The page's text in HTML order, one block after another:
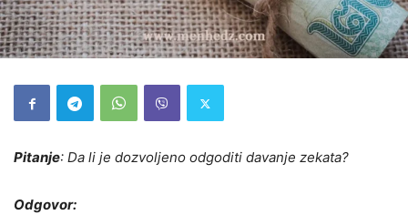
Pitanje: Da li je dozvoljeno odgoditi davanje zekata?
Odgovor: